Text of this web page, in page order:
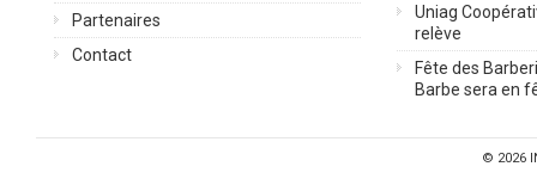
Partenaires
Contact
Uniag
relève
Fête des
Barbe sera en
© 2026